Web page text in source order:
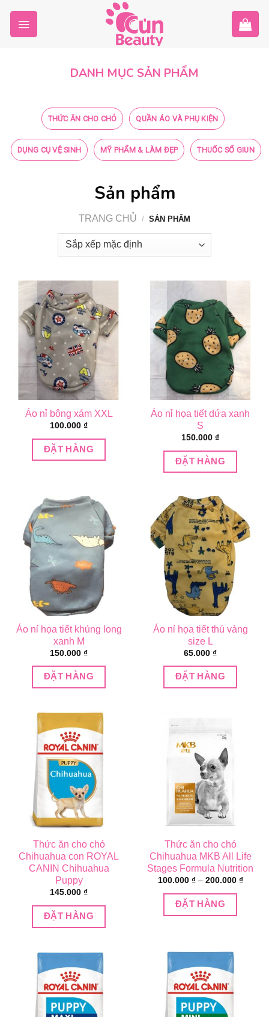
content
DANH MỤC SẢN PHẨM
THỨC ĂN CHO CHÓ QUẦN ÁO VÀ PHỤ KIỆN
DỤNG CỤ VỆ SINH MỸ PHẨM & LÀM ĐẸP THUỐC SỔ GIUN
Sản phẩm
TRANG CHỦ / SẢN PHẨM
Áo nỉ bông xám XXL
100.000 ₫
ĐẶT HÀNG
Áo nỉ họa tiết dứa xanh
S
150.000 ₫
ĐẶT HÀNG
Áo nỉ họa tiết khủng long
xanh M
150.000 ₫
ĐẶT HÀNG
Áo nỉ họa tiết thú vàng
size L
65.000 ₫
ĐẶT HÀNG
Thức ăn cho chó
Chihuahua con ROYAL
CANIN Chihuahua
Puppy
145.000 ₫
ĐẶT HÀNG
Thức ăn cho chó
Chihuahua MKB All Life
Stages Formula Nutrition
100.000 ₫ – 200.000 ₫
ĐẶT HÀNG
nhiều
biến
thể.
Các